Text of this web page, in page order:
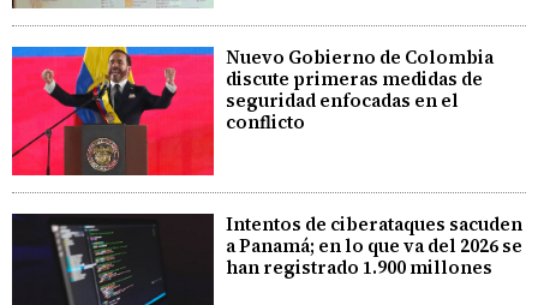
Nuevo Gobierno de Colombia
discute primeras medidas de
seguridad enfocadas en el
conflicto
Intentos de ciberataques sacuden
a Panamá; en lo que va del 2026 se
han registrado 1.900 millones